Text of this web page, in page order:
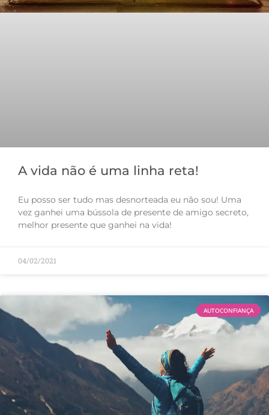
A vida não é uma linha reta!
Eu posso ser tudo mas desnorteada eu não sou! Uma
vez ganhei uma bússola de presente de amigo secreto,
melhor presente que ganhei na vida!
04/02/2021
AUTOCONFIANÇA